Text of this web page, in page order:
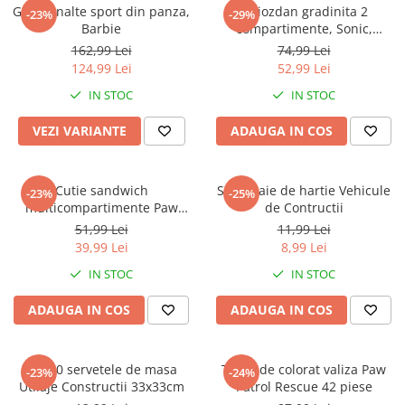
Captain america
Bakugan
Liga Dreptatii
Buzz Lightyear
My Little Pony
Planes
EplusM
Tom & Jerry
Transformers
Top Wings
Incaltaminte baieti
Ghete si cizme baieti
Pantofi baieti
Papuci si slapi baieti
Sandale baieti
Marvel
Monsters Inc.
La casa de papel
Nasa
Kids Euroswan
Rainbow High
Garfield
Nightmare before Christmas
EplusM
Perletti
Arditex
-23%
Ghete inalte sport din panza,
Barbie
162,99 Lei
124,99 Lei
IN STOC
VEZI VARIANTE
-29%Ghiozdan gradinita 2
compartimente, Sonic,
30x25x12 cm
74,99 Lei
52,99 Lei
IN STOC
ADAUGA IN COS
-23%Cutie sandwich
multicompartimente Paw
Patrol Superpowers
51,99 Lei
39,99 Lei
IN STOC
ADAUGA IN COS
-25%
Set 4 paie de hartie Vehicule
de Contructii
11,99 Lei
8,99 Lei
IN STOC
ADAUGA IN COS
-23%
Set 20 servetele de masa
Utilaje Constructii 33x33cm
-24%
Trusa de colorat valiza Paw
Patrol Rescue 42 piese